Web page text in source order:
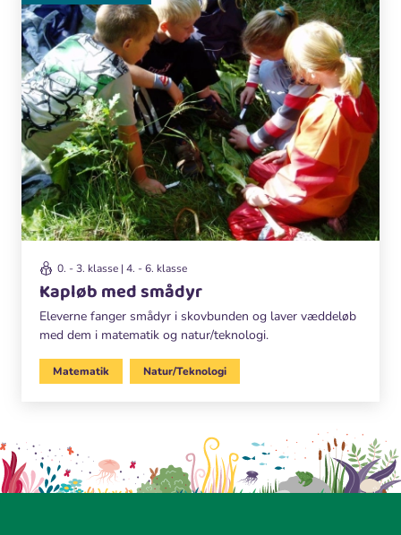
0. - 3. klasse | 4. - 6. klasse
Kapløb med smådyr
Eleverne fanger smådyr i skovbunden og laver væddeløb
med dem i matematik og natur/teknologi.
Matematik Natur/Teknologi